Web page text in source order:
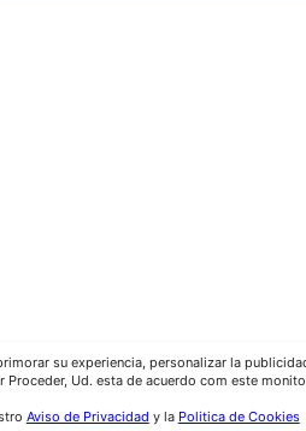
su experiencia, personalizar la
Proceder, Ud. esta de acuerdo com este
Aviso de Privacidad y la Politica de Cookies